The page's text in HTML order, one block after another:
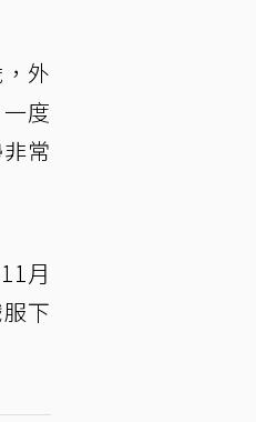
外
度
常
月
下